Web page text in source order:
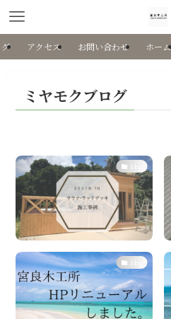
アクセス お問い合わせ ホーム
ミヤモクブログ
blog
blog